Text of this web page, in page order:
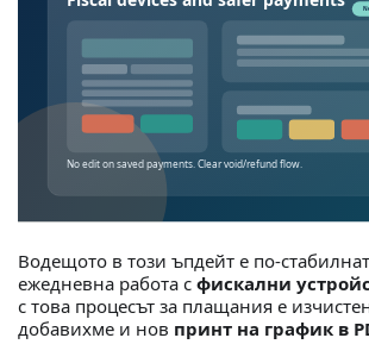
Водещото в този ъпдейт е по-
ежедневна работа с фискални
с това процесът за плащания е
добавихме и нов принт на график в